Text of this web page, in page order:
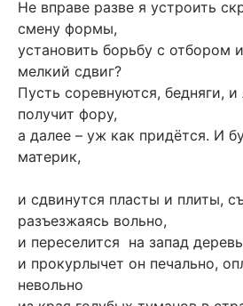
Не вправе разве я устроить
смену формы,
установить борьбу с отбором
мелкий сдвиг?
Пусть соревнуются, бедняги,
получит фору,
а далее – уж как придётся. И
материк,
и сдвинутся пласты и плиты,
разъезжаясь вольно,
и переселится на запад
и прокурлычет он печально,
невольно